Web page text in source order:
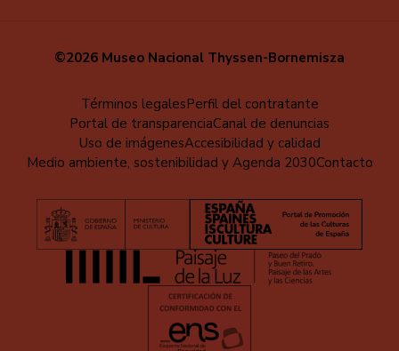
©2026 Museo Nacional Thyssen-Bornemisza
pie
Términos legalesPerfil del contratante
Portal de transparenciaCanal de denuncias
Uso de imágenesAccesibilidad y calidad
Medio ambiente, sostenibilidad y Agenda 2030Contacto